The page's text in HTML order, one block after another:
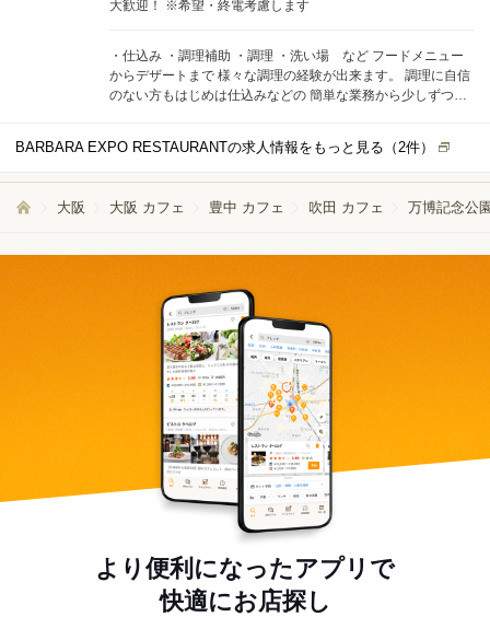
大歓迎！ ※希望・終電考慮します
・仕込み ・調理補助 ・調理 ・洗い場 など フードメニュー
からデザートまで 様々な調理の経験が出来ます。 調理に自信
のない方もはじめは仕込みなどの 簡単な業務から少しずつお
BARBARA EXPO RESTAURANTの求人情報をもっと見る（2件）
大阪 大阪 カフェ 豊中 カフェ 吹田 カフェ 万博記念公
より便利になったアプリで
快適にお店探し